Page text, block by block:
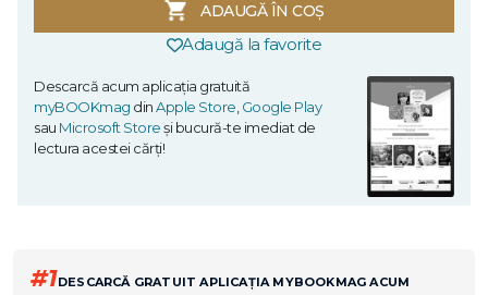
ADAUGĂ ÎN COȘ
Adaugă la favorite
Descarcă acum aplicația gratuită
myBOOKmag dinApple Store,Google Play
sau Microsoft Storeși bucură-te imediat de
lectura acestei cărți!
#1DESCARCĂ GRATUIT APLICAȚIA MYBOOKMAG ACUM